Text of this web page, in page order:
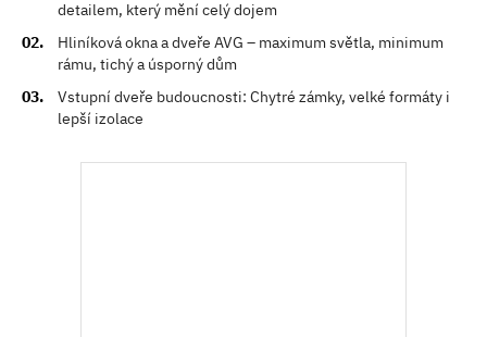
detailem, který mění celý dojem
Hliníková okna a dveře AVG – maximum světla, minimum
rámu, tichý a úsporný dům
Vstupní dveře budoucnosti: Chytré zámky, velké formáty i
lepší izolace